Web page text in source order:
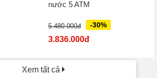
nước 5 ATM
5.480.000đ -30%
3.836.000đ
Xem tất cả